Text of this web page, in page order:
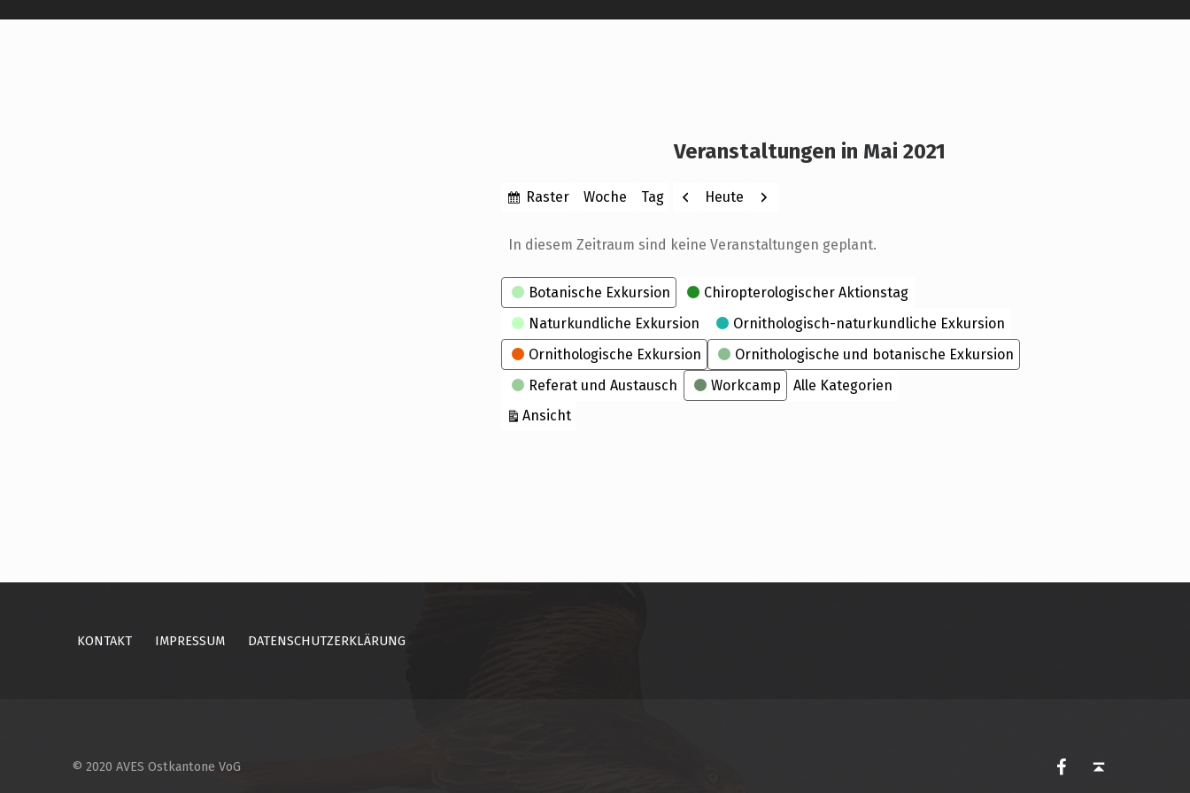
Veranstaltungen in Mai 2021
Anzeigen
Raster Woche Tag
Monat
Jahr
Zurück
Heute Weiter
In diesem Zeitraum sind keine Veranstaltungen geplant.
Kategorien
Botanische Exkursion
Chiropterologischer Aktionstag
Naturkundliche Exkursion
Ornithologisch-naturkundliche Exkursion
Ornithologische Exkursion
Ornithologische und botanische Exkursion
Referat und Austausch
Workcamp
Alle Kategorien
Ansichtausdrucken
KONTAKT IMPRESSUM DATENSCHUTZERKLÄRUNG
© 2020 AVES Ostkantone VoG
AVES Ostkantone bei Facebook